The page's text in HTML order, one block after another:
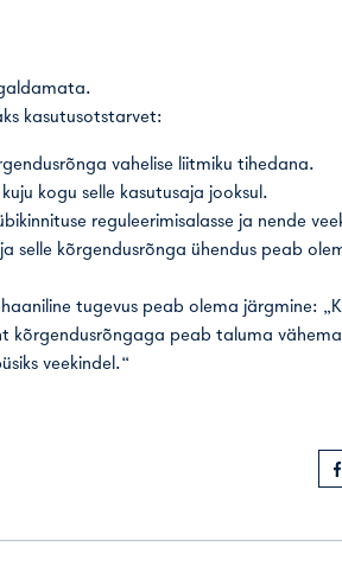
kasutusotstarvet:
vahelise liitmiku tihedana.
kogu selle kasutusaja jooksul.
reguleerimisalasse ja nende
selle kõrgendusrõnga ühendus peab
tugevus peab olema järgmine:
kõrgendusrõngaga peab taluma
veekindel.“